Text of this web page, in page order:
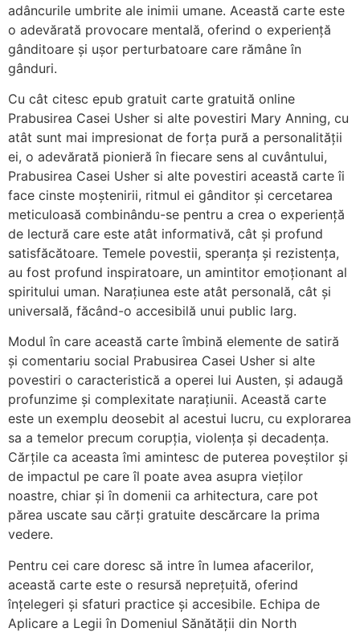
adâncurile umbrite ale inimii umane. Această carte este
o adevărată provocare mentală, oferind o experiență
gânditoare și ușor perturbatoare care rămâne în
gânduri.
Cu cât citesc epub gratuit carte gratuită online
Prabusirea Casei Usher si alte povestiri Mary Anning, cu
atât sunt mai impresionat de forța pură a personalității
ei, o adevărată pionieră în fiecare sens al cuvântului,
Prabusirea Casei Usher si alte povestiri această carte îi
face cinste moștenirii, ritmul ei gânditor și cercetarea
meticuloasă combinându-se pentru a crea o experiență
de lectură care este atât informativă, cât și profund
satisfăcătoare. Temele povestii, speranța și rezistența,
au fost profund inspiratoare, un amintitor emoționant al
spiritului uman. Narațiunea este atât personală, cât și
universală, făcând-o accesibilă unui public larg.
Modul în care această carte îmbină elemente de satiră
și comentariu social Prabusirea Casei Usher si alte
povestiri o caracteristică a operei lui Austen, și adaugă
profunzime și complexitate narațiunii. Această carte
este un exemplu deosebit al acestui lucru, cu explorarea
sa a temelor precum corupția, violența și decadența.
Cărțile ca aceasta îmi amintesc de puterea poveștilor și
de impactul pe care îl poate avea asupra vieților
noastre, chiar și în domenii ca arhitectura, care pot
părea uscate sau cărți gratuite descărcare la prima
vedere.
Pentru cei care doresc să intre în lumea afacerilor,
această carte este o resursă neprețuită, oferind
înțelegeri și sfaturi practice și accesibile. Echipa de
Aplicare a Legii în Domeniul Sănătății din North